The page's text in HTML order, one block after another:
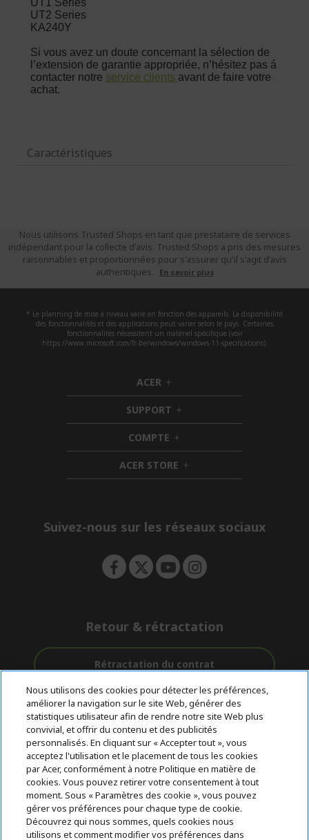
Caractéristiques
Nous utilisons Trusted Shops en tant que prestataire de services
indépendant pour la collecte d'avis. Trusted Shops a pris des mesures
raisonnables et proportionnées pour s'assurer qu'il s'agit d'avis
authentiques.
En savoir plus
* Le planning de mise à niveau varie en fonction des appareils. La disponibilité
des fonctionnalités et des applications peut varier selon le pays. Certaines
fonctionnalités nécessitent un matériel spécifique (voir
https://www.microsoft.com/fr-be/windows/windows-11-specifications).
ACER h
i
d
d
e
n
SUPPORT h
i
d
d
e
n
COMPTE h
i
d
d
ACER STORE h
i
e
Suivez-nous sur les réseaux sociaux
Retour & rétractation
Rétractation du contrat
Livraison
gratuite
Accompagnement
avant et après-
vente
Paiement
Sécurisé
© 2026 Acer Inc.
CPYou BV est le revendeur et marchand agréé pour les produits et
services proposés au sein de ce magasin.
Nous utilisons des cookies pour détecter les préférences,
améliorer la navigation sur le site Web, générer des
statistiques utilisateur afin de rendre notre site Web plus
convivial, et offrir du contenu et des publicités
personnalisés. En cliquant sur « Accepter tout », vous
acceptez l'utilisation et le placement de tous les cookies
par Acer, conformément à notre Politique en matière de
cookies. Vous pouvez retirer votre consentement à tout
moment. Sous « Paramètres des cookie », vous pouvez
gérer vos préférences pour chaque type de cookie.
Découvrez qui nous sommes, quels cookies nous
utilisons et comment modifier vos préférences dans